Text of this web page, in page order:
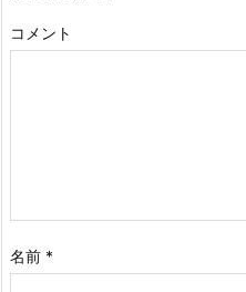
コメント
名前 *